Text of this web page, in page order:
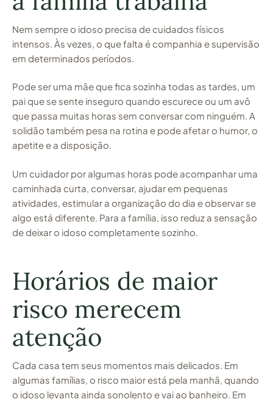
Nem sempre o idoso precisa de cuidados físicos
intensos. Às vezes, o que falta é companhia e supervisão
em determinados períodos.
Pode ser uma mãe que fica sozinha todas as tardes, um
pai que se sente inseguro quando escurece ou um avô
que passa muitas horas sem conversar com ninguém. A
solidão também pesa na rotina e pode afetar o humor, o
apetite e a disposição.
Um cuidador por algumas horas pode acompanhar uma
caminhada curta, conversar, ajudar em pequenas
atividades, estimular a organização do dia e observar se
algo está diferente. Para a família, isso reduz a sensação
de deixar o idoso completamente sozinho.
Horários de maior
risco merecem
atenção
Cada casa tem seus momentos mais delicados. Em
algumas famílias, o risco maior está pela manhã, quando
o idoso levanta ainda sonolento e vai ao banheiro. Em